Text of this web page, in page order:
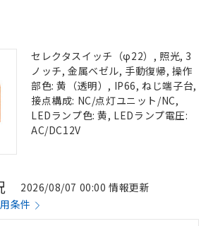
セレクタスイッチ（φ22）, 照光, 3
ノッチ, 金属ベゼル, 手動復帰, 操作
部色: 黄（透明）, IP66, ねじ端子台,
接点構成: NC/点灯ユニット/NC,
LEDランプ色: 黄, LEDランプ電圧:
AC/DC12V
2026/08/07 00:00 情報更新
条件